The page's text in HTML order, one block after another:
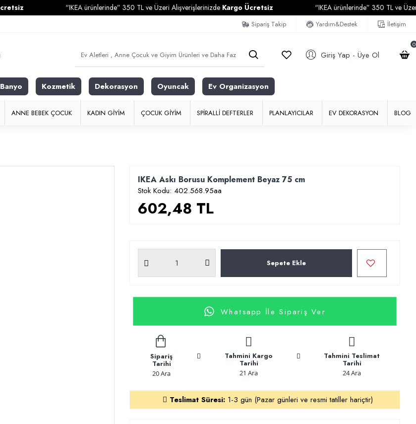
“IKEA ürünlerinde” 350 TL ve Üzeri AlışverişlerinizdeKargo Ücretsiz “IKEA ürünlerinde” 350 TL ve Üzeri
Sipariş Takip Yardım&Destek İletişim
Giriş Yap - Üye Ol
0
Banyo Kozmetik Dekorasyon Oyuncak Ev Organizasyon
ANNE BEBEK ÇOCUK KADIN GIYIM ÇOCUK GIYIM SPIRALLI DEFTERLER PLANLAYICILAR EV DEKORASYON BLOG
IKEA Askı Borusu Komplement Beyaz 75 cm
Stok Kodu: 402.568.95aa
602,48 TL
Sepete Ekle
Whatsapp İle Sipariş Ver
Sipariş
Tarihi
20 Ara
Tahmini Kargo
Tarihi
21 Ara
Tahmini Teslimat
Tarihi
24 Ara
Teslimat Süresi: 1-3 gün (Pazar günleri ve resmi tatiller hariçtir)